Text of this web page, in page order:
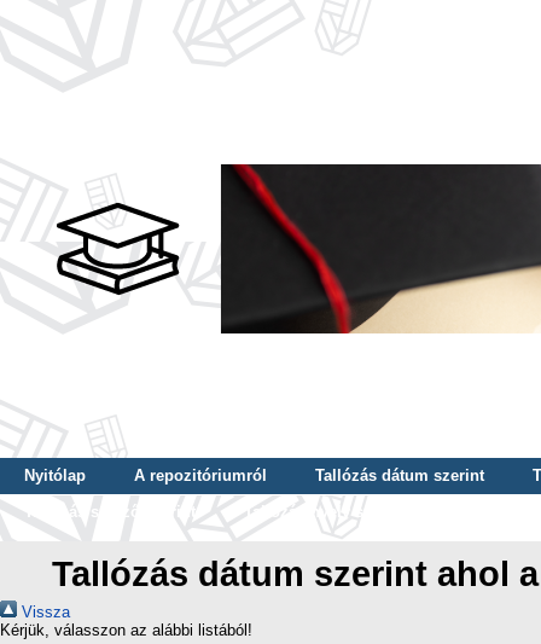
Nyitólap A repozitóriumról Tallózás dátum szerint
Tallózás szerző szerint
Tallózás nyelv szerint
Tallózás dátum szerint ahol
Vissza
Kérjük, válasszon az alábbi listából!